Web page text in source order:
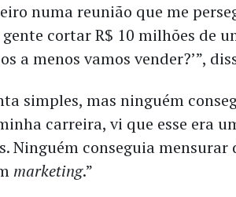
numa reunião que me
cortar R$ 10 milhões de
a menos vamos vender?’”,
simples, mas ninguém
carreira, vi que esse era
Ninguém conseguia
marketing.”